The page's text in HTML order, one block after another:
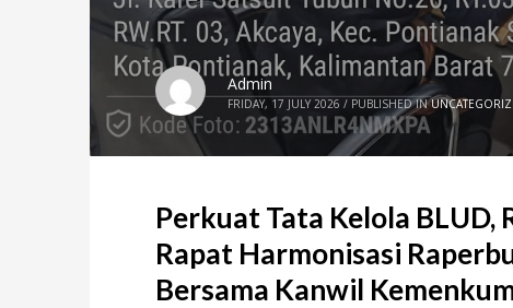
Admin
FRIDAY, 17 JULY 2026 / PUBLISHED IN
Perkuat Tata Kelola BLUD,
Rapat Harmonisasi
Bersama Kanwil